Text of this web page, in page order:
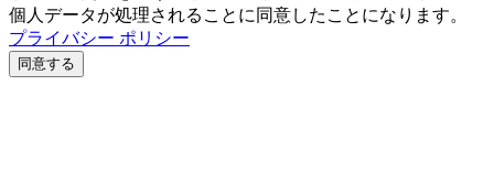
個人データが処理されることに同意したことになります。
プライバシー ポリシー
同意する